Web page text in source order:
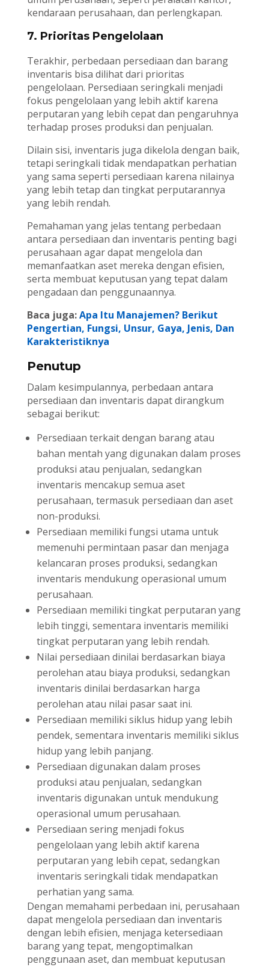
kendaraan perusahaan, dan perlengkapan.
7. Prioritas Pengelolaan
Terakhir, perbedaan persediaan dan barang
inventaris bisa dilihat dari prioritas
pengelolaan. Persediaan seringkali menjadi
fokus pengelolaan yang lebih aktif karena
perputaran yang lebih cepat dan pengaruhnya
terhadap proses produksi dan penjualan.
Dilain sisi, inventaris juga dikelola dengan baik,
tetapi seringkali tidak mendapatkan perhatian
yang sama seperti persediaan karena nilainya
yang lebih tetap dan tingkat perputarannya
yang lebih rendah.
Pemahaman yang jelas tentang perbedaan
antara persediaan dan inventaris penting bagi
perusahaan agar dapat mengelola dan
memanfaatkan aset mereka dengan efisien,
serta membuat keputusan yang tepat dalam
pengadaan dan penggunaannya.
Baca juga:Apa Itu Manajemen? Berikut
Pengertian, Fungsi, Unsur, Gaya, Jenis, Dan
Karakteristiknya
Penutup
Dalam kesimpulannya, perbedaan antara
persediaan dan inventaris dapat dirangkum
sebagai berikut:
Persediaan terkait dengan barang atau
bahan mentah yang digunakan dalam proses
produksi atau penjualan, sedangkan
inventaris mencakup semua aset
perusahaan, termasuk persediaan dan aset
non-produksi.
Persediaan memiliki fungsi utama untuk
memenuhi permintaan pasar dan menjaga
kelancaran proses produksi, sedangkan
inventaris mendukung operasional umum
perusahaan.
Persediaan memiliki tingkat perputaran yang
lebih tinggi, sementara inventaris memiliki
tingkat perputaran yang lebih rendah.
Nilai persediaan dinilai berdasarkan biaya
perolehan atau biaya produksi, sedangkan
inventaris dinilai berdasarkan harga
perolehan atau nilai pasar saat ini.
Persediaan memiliki siklus hidup yang lebih
pendek, sementara inventaris memiliki siklus
hidup yang lebih panjang.
Persediaan digunakan dalam proses
produksi atau penjualan, sedangkan
inventaris digunakan untuk mendukung
operasional umum perusahaan.
Persediaan sering menjadi fokus
pengelolaan yang lebih aktif karena
perputaran yang lebih cepat, sedangkan
inventaris seringkali tidak mendapatkan
perhatian yang sama.
Dengan memahami perbedaan ini, perusahaan
dapat mengelola persediaan dan inventaris
dengan lebih efisien, menjaga ketersediaan
barang yang tepat, mengoptimalkan
penggunaan aset, dan membuat keputusan